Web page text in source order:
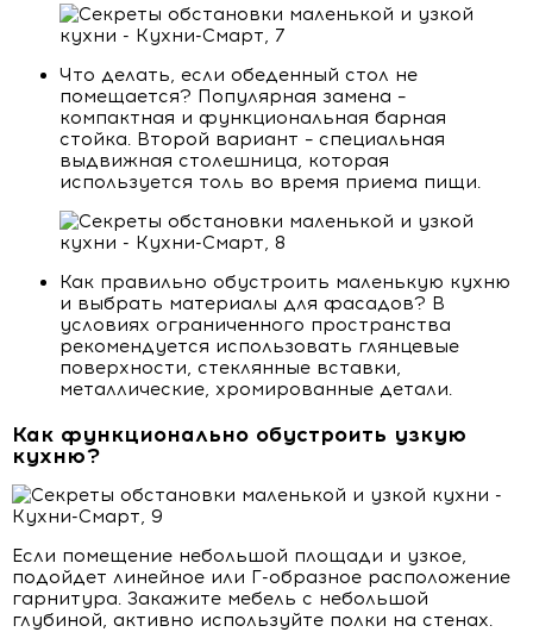
Что делать, если обеденный стол не
помещается? Популярная замена –
компактная и функциональная барная
стойка. Второй вариант – специальная
выдвижная столешница, которая
используется толь во время приема пищи.
Как правильно обустроить маленькую кухню
и выбрать материалы для фасадов? В
условиях ограниченного пространства
рекомендуется использовать глянцевые
поверхности, стеклянные вставки,
металлические, хромированные детали.
Как функционально обустроить узкую
кухню?
Если помещение небольшой площади и узкое,
подойдет линейное или Г-образное расположение
гарнитура. Закажите мебель с небольшой
глубиной, активно используйте полки на стенах.